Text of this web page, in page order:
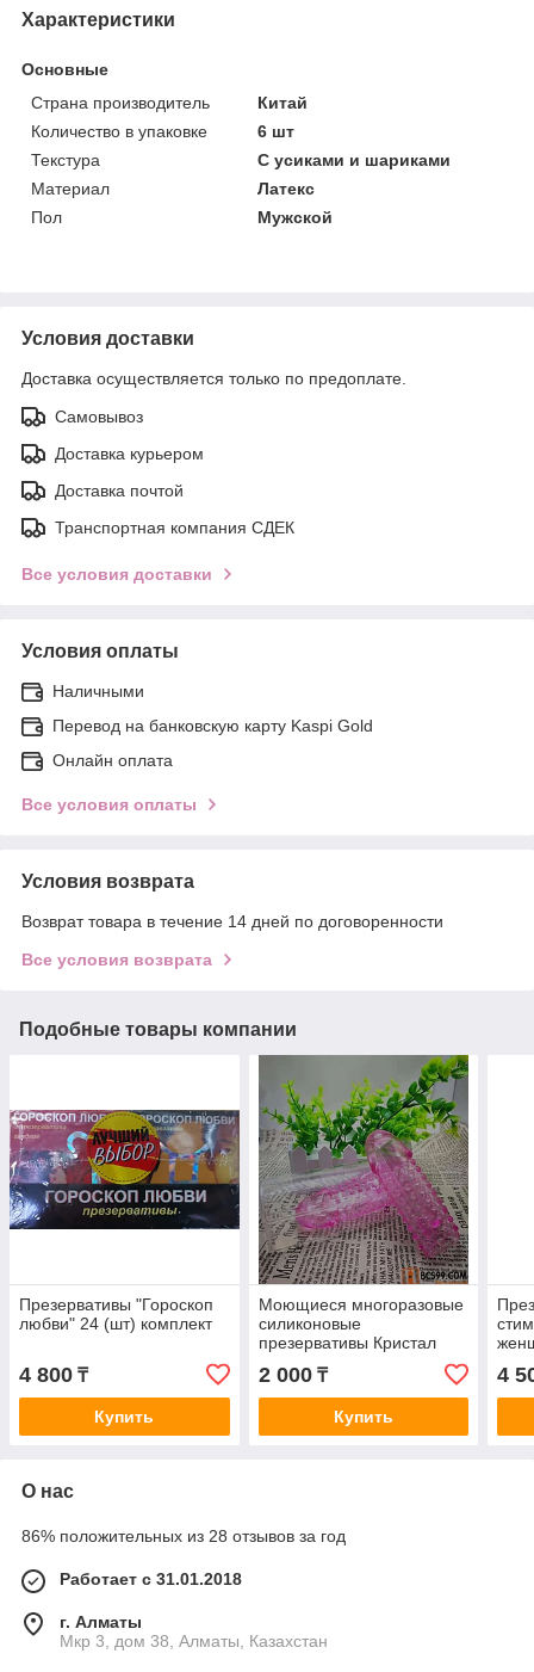
Характеристики
Основные
Страна производитель
Китай
Количество в упаковке
6 шт
Текстура
С усиками и шариками
Материал
Латекс
Пол
Мужской
Условия доставки
Доставка осуществляется только по предоплате.
Самовывоз
Доставка курьером
Доставка почтой
Транспортная компания СДЕК
Все условия доставки
Условия оплаты
Наличными
Перевод на банковскую карту Kaspi Gold
Онлайн оплата
Все условия оплаты
Условия возврата
Возврат товара в течение 14 дней по договоренности
Все условия возврата
Подобные товары компании
Презервативы "Гороскоп
любви" 24 (шт) комплект
4 800 ₸
Купить
Моющиеся многоразовые
силиконовые
презервативы Кристал
2 000₸
Купить
4
О нас
86% положительных из 28 отзывов за год
Работает с 31.01.2018
г. Алматы
Мкр 3, дом 38, Алматы, Казахстан